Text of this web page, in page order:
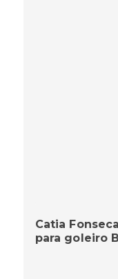
Catia
para goleiro